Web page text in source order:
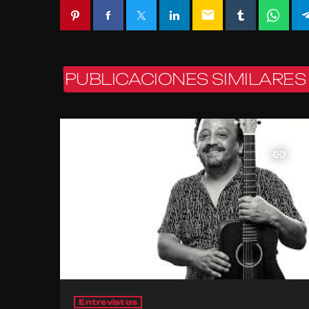
email
PUBLICACIONES SIMILARES
insert_link
Entrevistas